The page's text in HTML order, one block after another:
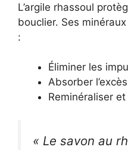
L’argile rhassoul
bouclier. Ses
:
Éliminer les
Absorber
Reminéraliser
« Le savon au